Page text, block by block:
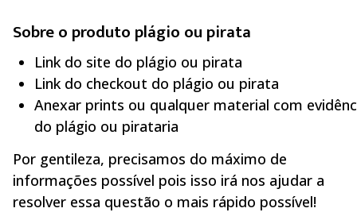
Sobre o produto plágio ou pirata
Link do site do plágio ou pirata
Link do checkout do plágio ou pirata
Anexar prints ou qualquer material com
do plágio ou pirataria
Por gentileza, precisamos do máximo de
informações possível pois isso irá nos ajudar a
resolver essa questão o mais rápido possível!